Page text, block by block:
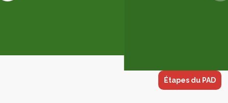
Étapes du PAD